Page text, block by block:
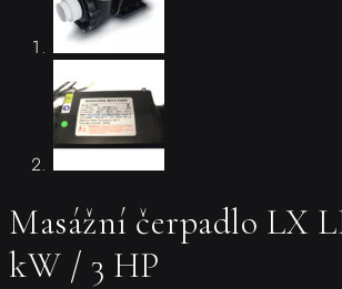
Masážní čerpadlo LX
kW / 3 HP